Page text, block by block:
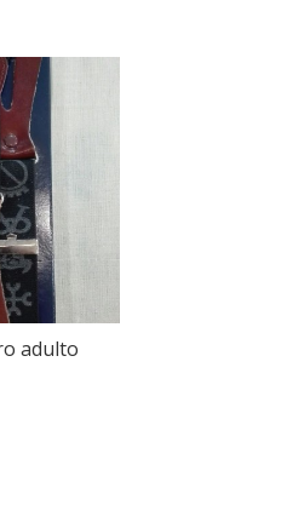
adulto